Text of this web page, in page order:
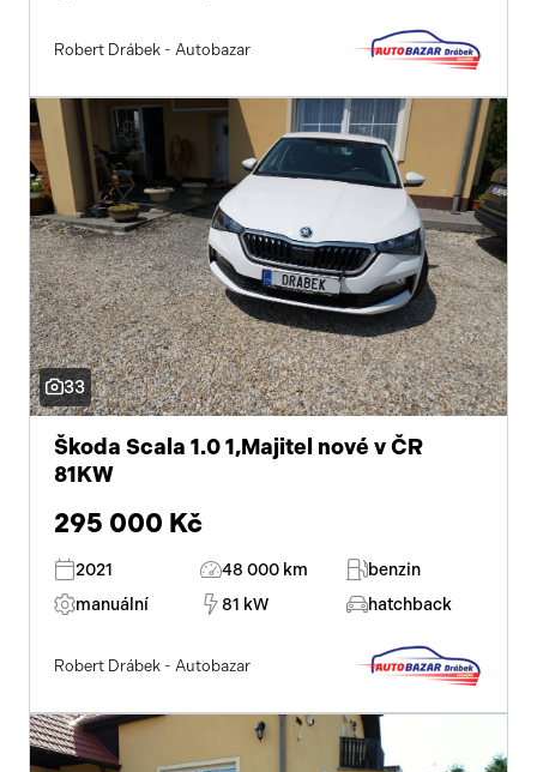
Robert Drábek - Autobazar
33
Škoda Scala 1.0 1,Majitel nové v ČR
81KW
295 000 Kč
2021 48 000 km
benzin
manuální
81 kW hatchback
Robert Drábek - Autobazar